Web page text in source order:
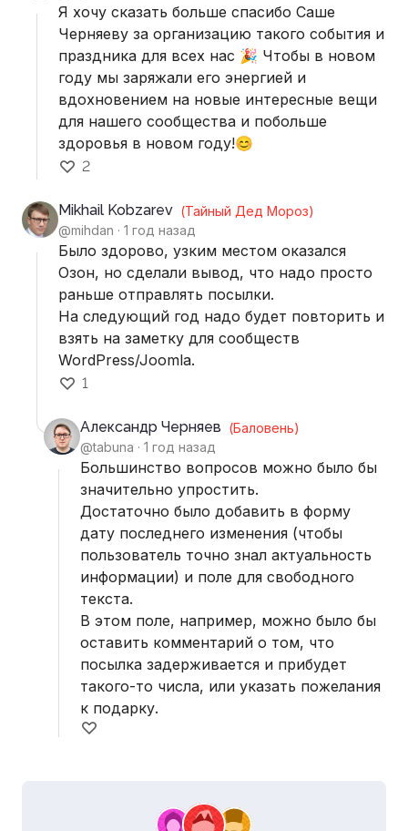
Я хочу сказать больше спасибо Саше
Черняеву за организацию такого события и
праздника для всех нас 🎉 Чтобы в новом
году мы заряжали его энергией и
вдохновением на новые интересные вещи
для нашего сообщества и побольше
здоровья в новом году!😊
2
Mikhail Kobzarev (Тайный Дед Мороз)
@mihdan · 1 год назад
Было здорово, узким местом оказался
Озон, но сделали вывод, что надо просто
раньше отправлять посылки.
На следующий год надо будет повторить и
взять на заметку для сообществ
WordPress/Joomla.
1
Александр Черняев (Баловень)
@tabuna · 1 год назад
Большинство вопросов можно было бы
значительно упростить.
Достаточно было добавить в форму
дату последнего изменения (чтобы
пользователь точно знал актуальность
информации) и поле для свободного
текста.
В этом поле, например, можно было бы
оставить комментарий о том, что
посылка задерживается и прибудет
такого-то числа, или указать пожелания
к подарку.